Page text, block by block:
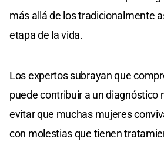
más allá de los tradicionalmente
etapa de la vida.
Los expertos subrayan que
puede contribuir a un diagnóstico
evitar que muchas mujeres
con molestias que tienen